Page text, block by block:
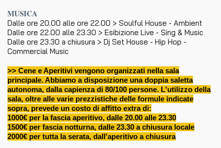
MUSICA
Dalle ore 20.00 alle ore 22.00 > Soulful House - Ambient
Dalle ore 22.00 alle 23.30 > Esibizione Live - Sing & Music
Dalle ore 23.30 a chiusura > Dj Set House - Hip Hop -
Commercial Music
>> Cene e Aperitivi vengono organizzati nella sala
principale. Abbiamo a disposizione una doppia saletta
autonoma, dalla capienza di 80/100 persone. L'utilizzo della
sala, oltre alle varie prezzistiche delle formule indicate
sopra, prevede un costo di affitto extra di:
1000€ per la fascia aperitivo, dalle 20.00 alle 23.30
1500€ per fascia notturna, dalle 23.30 a chiusura locale
2000€ per tutta la serata, dall'aperitivo a chiusura